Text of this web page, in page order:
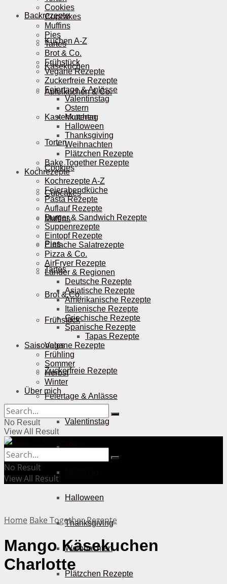
Backrezepte
Kuchen A-Z
Käsekuchen
Apfelkuchen & Co.
Kastenkuchen
Torten
Cookies
Cupcakes
Muffins
Pies
Tartes
Brot & Co.
Frühstück
Vegane Rezepte
Zuckerfreie Rezepte
Feiertage & Anlässe
Valentinstag
Ostern
Halloween
Thanksgiving
Weihnachten
Plätzchen Rezepte
Cookies
Cupcakes
Muffins
Pies
Tartes
Brot & Co.
Frühstück
Vegane Rezepte
Zuckerfreie Rezepte
Feiertage & Anlässe
Valentinstag
Ostern
Muttertag
Halloween
Thanksgiving
Weihnachten
Plätzchen Rezepte
Bake Together Rezepte
Kochrezepte
Kochrezepte A-Z
Feierabendküche
Pasta Rezepte
Auflauf Rezepte
Burger & Sandwich Rezepte
Suppenrezepte
Eintopf Rezepte
Einfache Salatrezepte
Pizza & Co.
AirFryer Rezepte
Länder & Regionen
Deutsche Rezepte
Asiatische Rezepte
Amerikanische Rezepte
Italienische Rezepte
Griechische Rezepte
Spanische Rezepte
Tapas Rezepte
Saisonales
Frühling
Sommer
Herbst
Winter
Über mich
No Result
View All Result
No Result
View All Result
Home Bake Together Rezepte
Mango Käsekuchen
Charlotte